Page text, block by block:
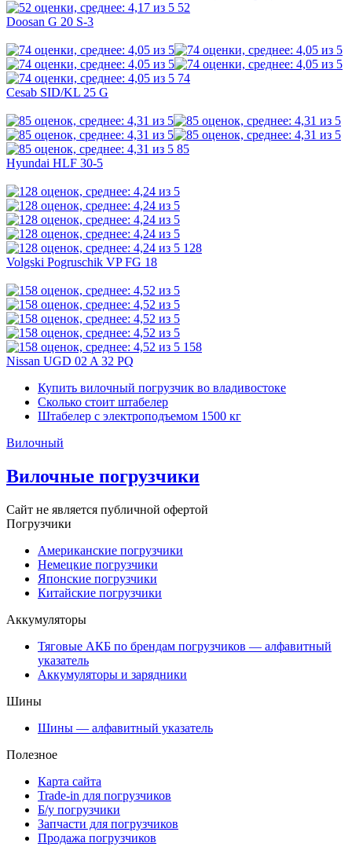
52
Doosan G 20 S-3
74
Cesab SID/KL 25 G
85
Hyundai HLF 30-5
128
Volgski Pogruschik VP FG 18
158
Nissan UGD 02 A 32 PQ
Купить вилочный погрузчик во владивостоке
Сколько стоит штабелер
Штабелер с электроподъемом 1500 кг
Вилочный
Вилочные погрузчики
Сайт не является публичной офертой
Погрузчики
Американские погрузчики
Немецкие погрузчики
Японские погрузчики
Китайские погрузчики
Аккумуляторы
Тяговые АКБ по брендам погрузчиков — алфавитный
указатель
Аккумуляторы и зарядники
Шины
Шины — алфавитный указатель
Полезное
Карта сайта
Trade-in для погрузчиков
Б/у погрузчики
Запчасти для погрузчиков
Продажа погрузчиков